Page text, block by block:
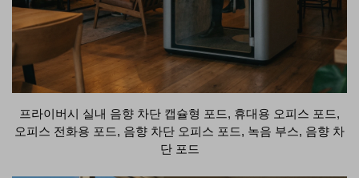
프라이버시 실내 음향 차단 캡슐형 포드, 휴대용 오피스 포드,
오피스 전화용 포드, 음향 차단 오피스 포드, 녹음 부스, 음향 차
단 포드